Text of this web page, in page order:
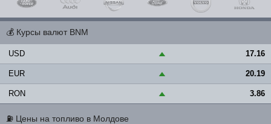
💰 Курсы валют BNM
USD ▲ 17.16
EUR ▲ 20.19
RON ▲ 3.86
⛽ Цены на топливо в Молдове